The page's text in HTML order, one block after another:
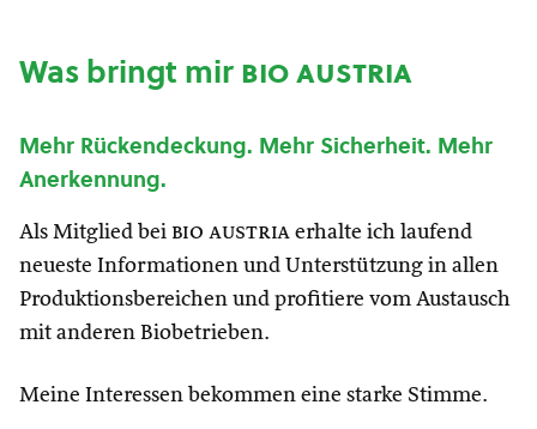
Was bringt mirbio austria
Mehr Rückendeckung. Mehr Sicherheit. Mehr
Anerkennung.
Als Mitglied bei bio austria erhalte ich laufend
neueste Informationen und Unterstützung in allen
Produktionsbereichen und profitiere vom Austausch
mit anderen Biobetrieben.
Meine Interessen bekommen eine starke Stimme.